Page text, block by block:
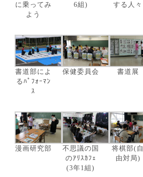
に乗ってみ
よう
6組)
する人々
書道部によ
るﾊﾟﾌｫｰﾏﾝ
ｽ
保健委員会 書道展
漫画研究部
不思議の国
のｱﾘｽｶﾌｪ
(3年1組)
将棋部(自
由対局)